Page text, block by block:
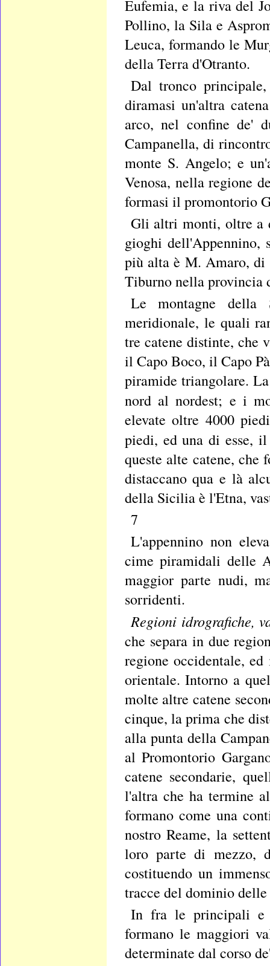
Eufemia, e la riva del
Pollino, la Sila e
Leuca, formando le
della Terra d'Otranto.
Dal tronco
diramasi un'altra
arco, nel confine de'
Campanella, di
monte S. Angelo; e
Venosa, nella regione
formasi il promontorio
Gli altri monti, oltre a
gioghi
più alta è M. Amaro,
Tiburno nella provincia
Le montagne della
meridionale, le quali
tre catene distinte, che
il Capo Boco, il Capo
piramide triangolare.
nord al nordest; e i
elevate oltre 4000
piedi, ed una di esse,
queste alte catene, che
distaccano qua e là
della Sicilia è l'Etna,
7
L'appennino non
cime piramidali delle
maggior parte nudi,
sorridenti.
Regioni idrografiche,
che separa in due
regione occidentale,
orientale. Intorno a
molte altre catene
cinque, la prima che
alla punta della
al Promontorio
catene secondarie,
l'altra che ha termine
formano come una
nostro Reame, la
loro parte di mezzo,
costituendo un
tracce del dominio delle
In fra le principali e
formano le maggiori
determinate dal corso